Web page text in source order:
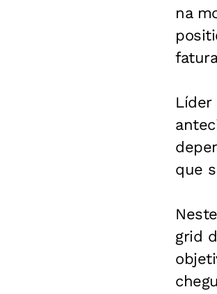
na
Líder
que
grid